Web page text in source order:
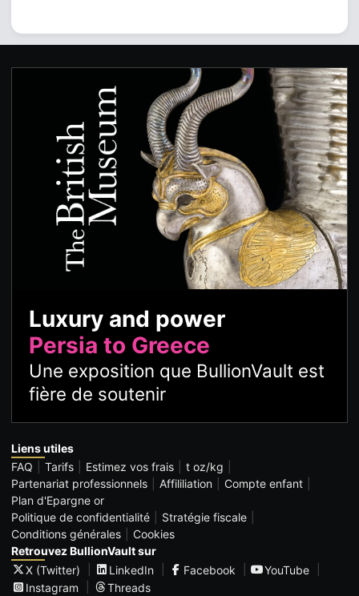
Luxury and power
Persia to Greece
Une exposition que BullionVault est
fière de soutenir
Liens utiles
FAQ
Tarifs Estimez vos frais
t oz/kg
Partenariat professionnels
Affililiation
Compte enfant
Plan d'Epargne or
Politique de confidentialité
Stratégie fiscale
Conditions générales
Cookies
Retrouvez BullionVault sur
X (Twitter)
LinkedIn Facebook
YouTube
Instagram
Threads